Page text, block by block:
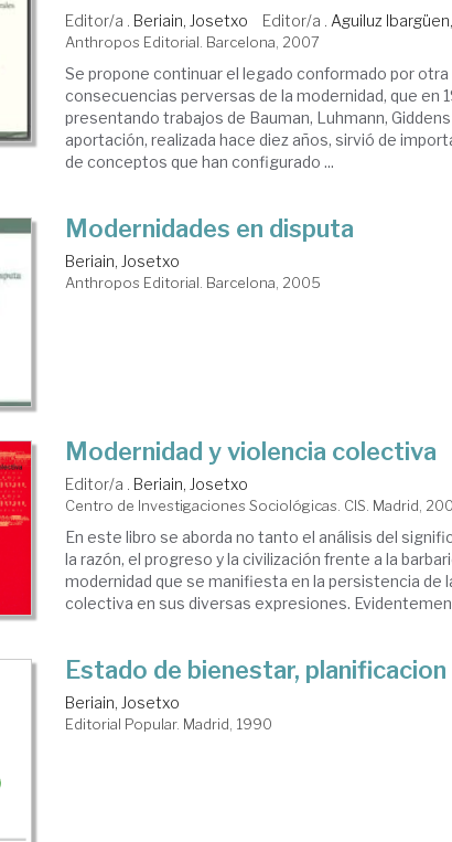
Editor/a . Beriain, Josetxo Editor/a . Aguiluz
Anthropos Editorial. Barcelona, 2007
Se propone continuar el legado conformado por otra
consecuencias perversas de la modernidad, que en
presentando trabajos de Bauman, Luhmann, Giddens
aportación, realizada hace diez años, sirvió de
de conceptos que han configurado ...
Modernidades en disputa
Beriain, Josetxo
Anthropos Editorial. Barcelona, 2005
Modernidad y violencia colectiva
Editor/a . Beriain, Josetxo
Centro de Investigaciones Sociológicas. CIS. Madrid,
En este libro se aborda no tanto el análisis del
la razón, el progreso y la civilización frente a la
modernidad que se manifiesta en la persistencia de
colectiva en sus diversas expresiones.
Estado de bienestar,
Beriain, Josetxo
Editorial Popular. Madrid, 1990